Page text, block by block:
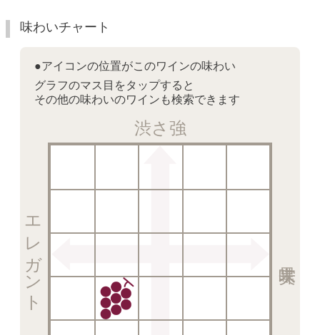
味わいチャート
●アイコンの位置がこのワインの味わい
グラフのマス目をタップすると
その他の味わいのワインも検索できます
渋さ強
エレガント